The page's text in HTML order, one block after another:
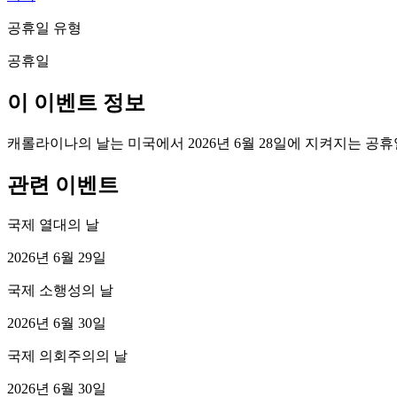
공휴일 유형
공휴일
이 이벤트 정보
캐롤라이나의 날는 미국에서 2026년 6월 28일에 지켜지는 공
관련 이벤트
국제 열대의 날
2026년 6월 29일
국제 소행성의 날
2026년 6월 30일
국제 의회주의의 날
2026년 6월 30일